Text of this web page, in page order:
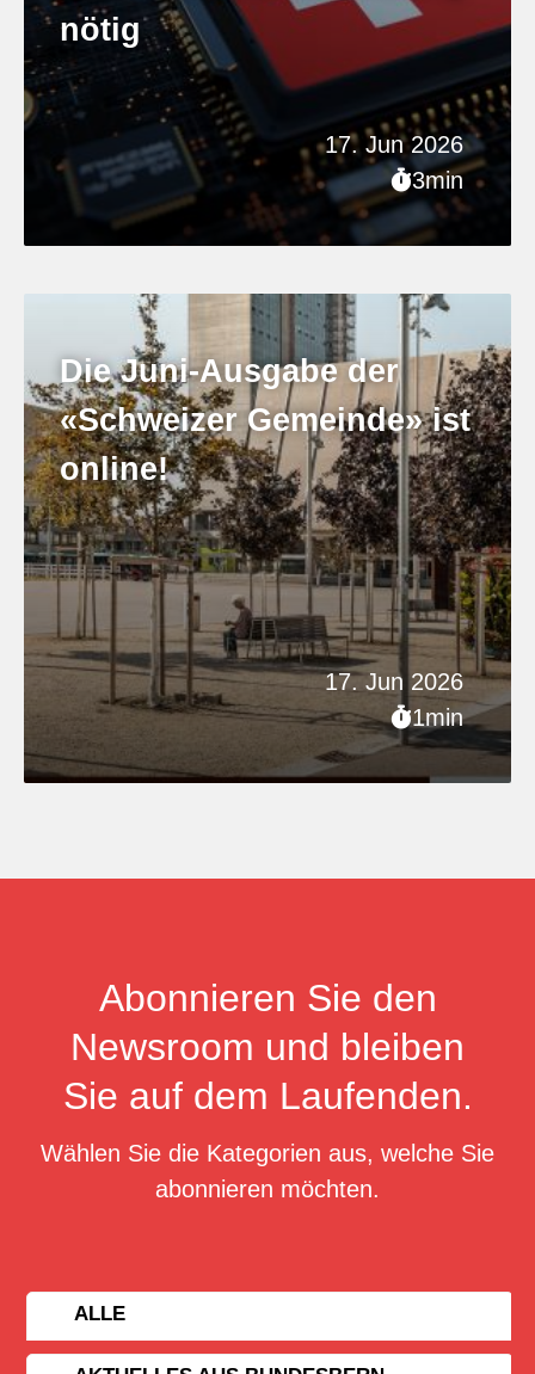
17. Jun 2026
3min
nötig
17. Jun 2026
1min
Die Juni-Ausgabe der
«Schweizer Gemeinde» ist
online!
Abonnieren Sie den
Newsroom und bleiben
Sie auf dem Laufenden.
Wählen Sie die Kategorien aus, welche Sie
abonnieren möchten.
ALLE